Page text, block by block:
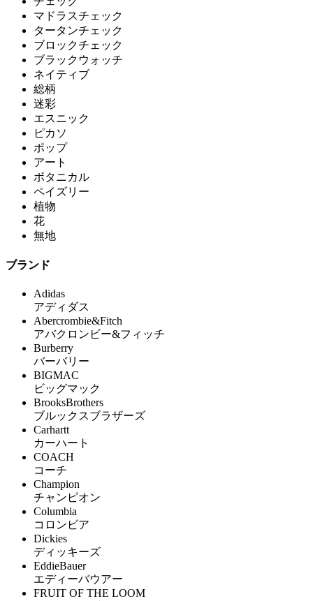
マドラスチェック
タータンチェック
ブロックチェック
ブラックウォッチ
ネイティブ
総柄
迷彩
エスニック
ピカソ
ポップ
アート
ボタニカル
ペイズリー
植物
花
無地
ブランド
Adidas
アディダス
Abercrombie&Fitch
アバクロンビー&フィッチ
Burberry
バーバリー
BIGMAC
ビッグマック
BrooksBrothers
ブルックスブラザーズ
Carhartt
カーハート
COACH
コーチ
Champion
チャンピオン
Columbia
コロンビア
Dickies
ディッキーズ
EddieBauer
エディーバウアー
FRUIT OF THE LOOM